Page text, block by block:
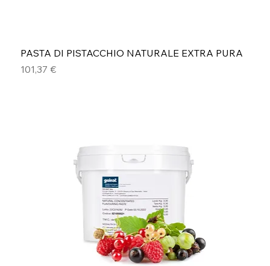
PASTA DI PISTACCHIO NATURALE EXTRA PURA
Prezzo
101,37 €